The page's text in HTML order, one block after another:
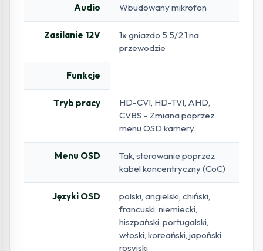
Audio Wbudowany mikrofon
Zasilanie 12V
1x gniazdo 5,5/2,1 na
przewodzie
Funkcje
Tryb pracy
HD-CVI, HD-TVI, AHD,
CVBS – Zmiana poprzez
menu OSD kamery.
Menu OSD
Tak, sterowanie poprzez
kabel koncentryczny (CoC)
Języki OSD
polski, angielski, chiński,
francuski, niemiecki,
hiszpański, portugalski,
włoski, koreański, japoński,
rosyjski